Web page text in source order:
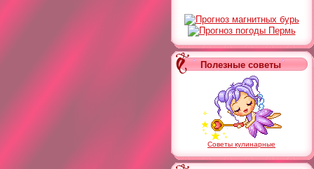
Полезные советы
Советы кулинарные